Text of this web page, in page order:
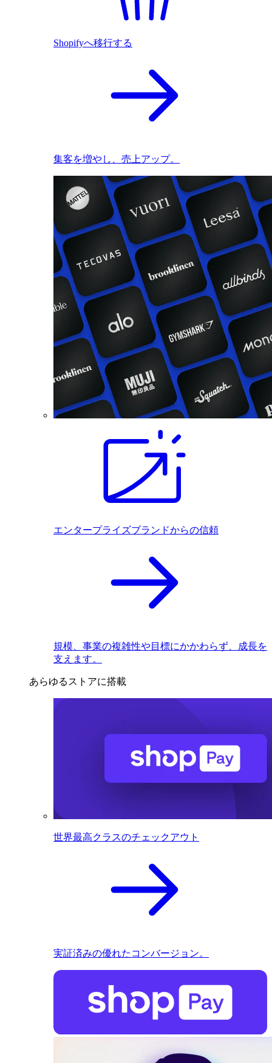
Shopifyへ移行する
集客を増やし、売上アップ。
エンタープライズブランドからの信頼
規模、事業の複雑性や目標にかかわらず、成長を
支えます。
あらゆるストアに搭載
世界最高クラスのチェックアウト
実証済みの優れたコンバージョン。